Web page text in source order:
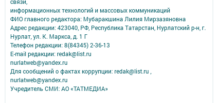
связи,
информационных технологий и массовых коммуникаций
ФИО главного редактора: Мубаракшина Лилия Мирзазяновна
Адрес редакции: 423040, РФ, Республика Татарстан, Нурлатский р-н, г.
Нурлат, ул. К. Маркса, д. 1 Г
Телефон редакции: 8(84345) 2-36-13
E-mail редакции: redak@list.ru
nurlatweb@yandex.ru
Для сообщений о фактах коррупции: redak@list.ru ,
nurlatweb@yandex.ru
Учредитель СМИ: АО «ТАТМЕДИА»